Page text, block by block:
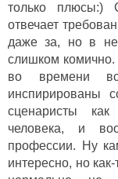
только плюсы:)
отвечает
даже за, но в
слишком комично.
во времени
инспирированы
сценаристы
человека, и
профессии. Ну
интересно, но